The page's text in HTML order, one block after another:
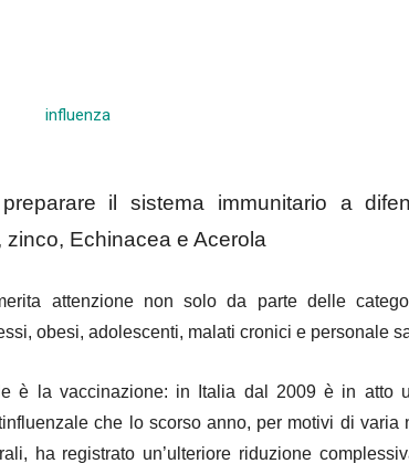
preparare il sistema immunitario a
zinco, Echinacea e Acerola
attenzione non solo da parte delle
obesi, adolescenti, malati cronici e personale
è la vaccinazione: in Italia dal 2009 è in atto
che lo scorso anno, per motivi di varia
ha registrato un’ulteriore riduzione